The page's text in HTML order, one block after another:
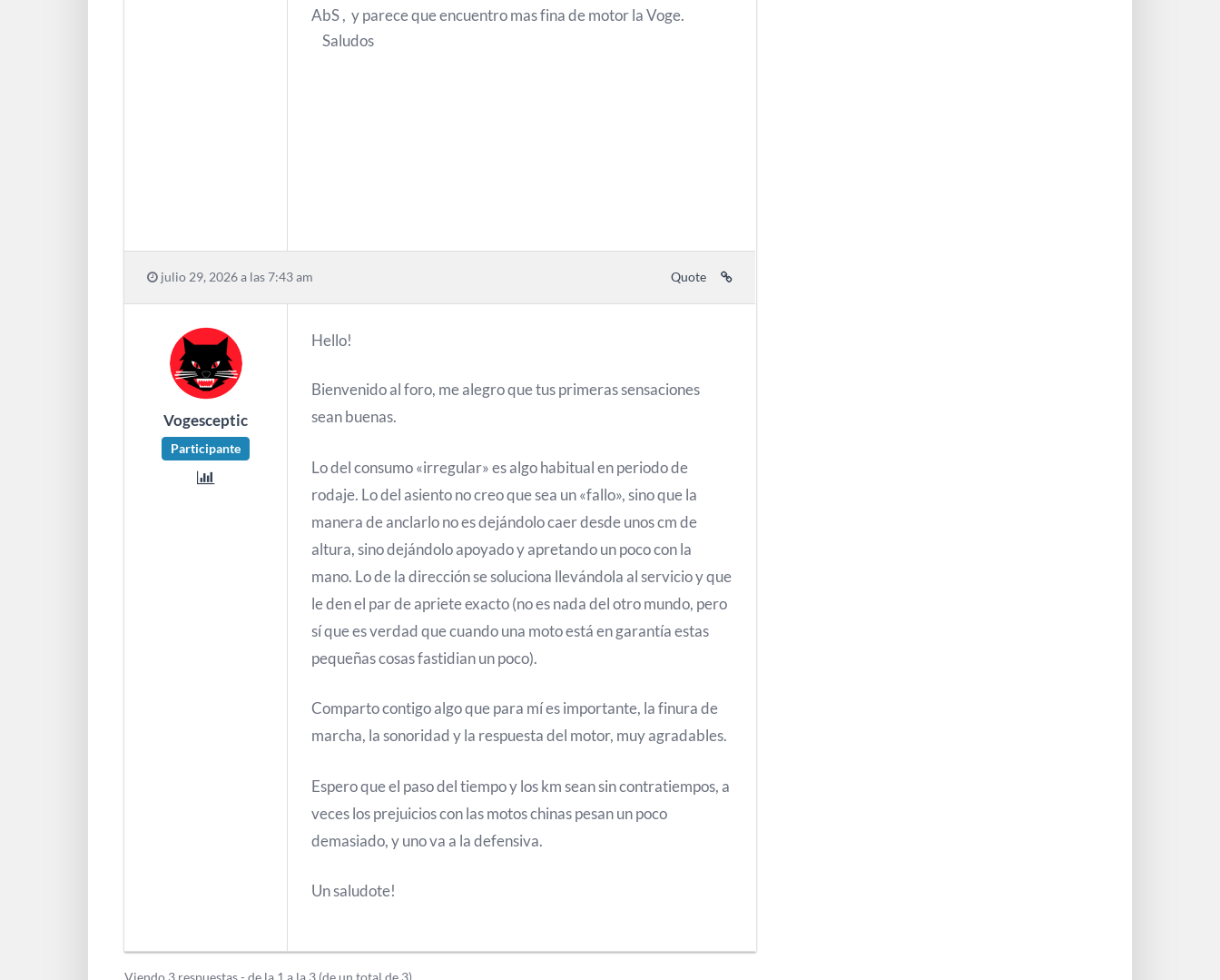
AbS , y parece que encuentro mas fina de motor la Voge.
Saludos
julio 29, 2026 a las 7:43 am Quote
Vogesceptic
Participante
Hello!
Bienvenido al foro, me alegro que tus primeras sensaciones
sean buenas.
Lo del consumo «irregular» es algo habitual en periodo de
rodaje. Lo del asiento no creo que sea un «fallo», sino que la
manera de anclarlo no es dejándolo caer desde unos cm de
altura, sino dejándolo apoyado y apretando un poco con la
mano. Lo de la dirección se soluciona llevándola al servicio y que
le den el par de apriete exacto (no es nada del otro mundo, pero
sí que es verdad que cuando una moto está en garantía estas
pequeñas cosas fastidian un poco).
Comparto contigo algo que para mí es importante, la finura de
marcha, la sonoridad y la respuesta del motor, muy agradables.
Espero que el paso del tiempo y los km sean sin contratiempos, a
veces los prejuicios con las motos chinas pesan un poco
demasiado, y uno va a la defensiva.
Un saludote!